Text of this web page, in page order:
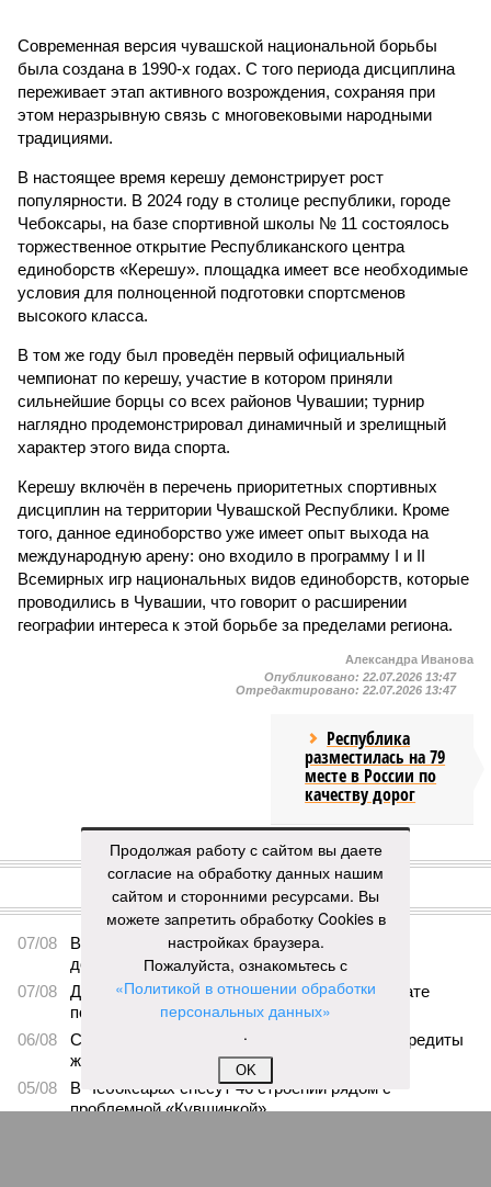
Современная версия чувашской национальной борьбы
была создана в 1990-х годах. С того периода дисциплина
переживает этап активного возрождения, сохраняя при
этом неразрывную связь с многовековыми народными
традициями.
В настоящее время керешу демонстрирует рост
популярности. В 2024 году в столице республики, городе
Чебоксары, на базе спортивной школы № 11 состоялось
торжественное открытие Республиканского центра
единоборств «Керешу». площадка имеет все необходимые
условия для полноценной подготовки спортсменов
высокого класса.
В том же году был проведён первый официальный
чемпионат по керешу, участие в котором приняли
сильнейшие борцы со всех районов Чувашии; турнир
наглядно продемонстрировал динамичный и зрелищный
характер этого вида спорта.
Керешу включён в перечень приоритетных спортивных
дисциплин на территории Чувашской Республики. Кроме
того, данное единоборство уже имеет опыт выхода на
международную арену: оно входило в программу I и II
Всемирных игр национальных видов единоборств, которые
проводились в Чувашии, что говорит о расширении
географии интереса к этой борьбе за пределами региона.
Александра Иванова
Опубликовано: 22.07.2026 13:47
Отредактировано: 22.07.2026 13:47
Республика
разместилась на 79
месте в России по
качеству дорог
КОММЕНТАРИИ
ПОСЛЕДНИЕ НОВОСТИ
07/08
В Чебоксарах в ближайшие годы не будут
достраивать спуск к заливу
07/08
Два предприятия выплатили долги по зарплате
после вмешательства прокуратуры
06/08
Суд аннулировал ошибочно оформленные кредиты
жителя Чебоксар
05/08
В Чебоксарах снесут 46 строений рядом с
проблемной «Кувшинкой»
Продолжая работу с сайтом вы даете
согласие на обработку данных нашим
сайтом и сторонними ресурсами. Вы
можете запретить обработку Cookies в
настройках браузера.
Пожалуйста, ознакомьтесь с
«Политикой в отношении обработки
персональных данных»
.
OK